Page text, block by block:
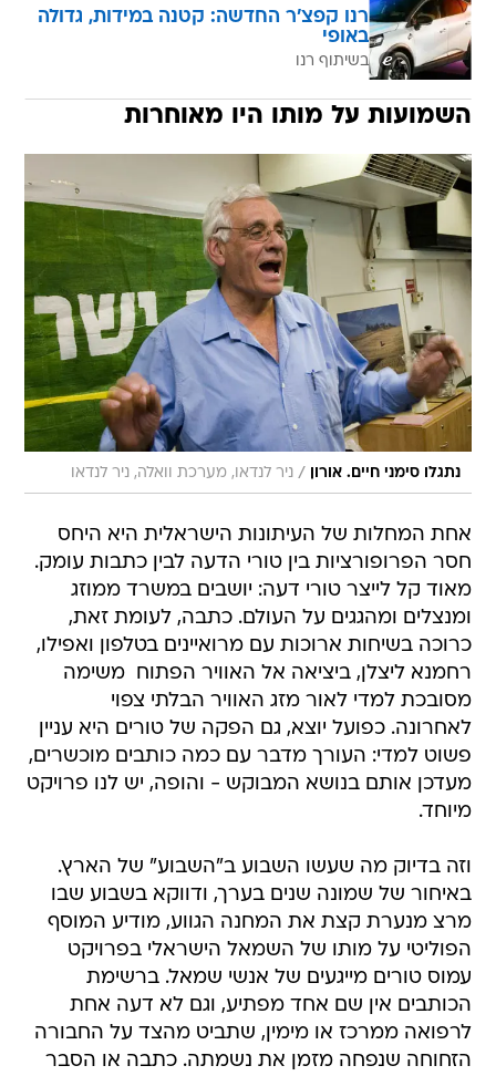
רנו קפצ'ר החדשה: קטנה במידות, גדולה
באופי
בשיתוף רנו
השמועות על מותו היו מאוחרות
נתגלו סימני חיים. אורון / ניר לנדאו, מערכת וואלה, ניר לנדאו
אחת המחלות של העיתונות הישראלית היא היחס
חסר הפרופורציות בין טורי הדעה לבין כתבות עומק.
מאוד קל לייצר טורי דעה: יושבים במשרד ממוזג
ומנצלים ומהגגים על העולם. כתבה, לעומת זאת,
כרוכה בשיחות ארוכות עם מרואיינים בטלפון ואפילו,
רחמנא ליצלן, ביציאה אל האוויר הפתוח  משימה
מסובכת למדי לאור מזג האוויר הבלתי צפוי
לאחרונה. כפועל יוצא, גם הפקה של טורים היא עניין
פשוט למדי: העורך מדבר עם כמה כותבים מוכשרים,
מעדכן אותם בנושא המבוקש - והופה, יש לנו פרויקט
מיוחד.
וזה בדיוק מה שעשו השבוע ב"השבוע" של הארץ.
באיחור של שמונה שנים בערך, ודווקא בשבוע שבו
מרצ מנערת קצת את המחנה הגווע, מודיע המוסף
הפוליטי על מותו של השמאל הישראלי בפרויקט
עמוס טורים מייגעים של אנשי שמאל. ברשימת
הכותבים אין שם אחד מפתיע, וגם לא דעה אחת
לרפואה ממרכז או מימין, שתביט מהצד על החבורה
הזחוחה שנפחה מזמן את נשמתה. כתבה או הסבר